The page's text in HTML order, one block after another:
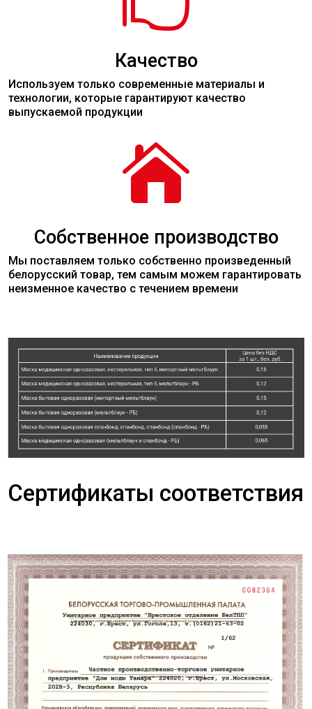
Качество
Используем только современные материалы и
технологии, которые гарантируют качество
выпускаемой продукции

Собственное производство
Мы поставляем только собственно произведенный
белорусский товар, тем самым можем гарантировать
неизменное качество с течением времени
Сертификаты соответствия